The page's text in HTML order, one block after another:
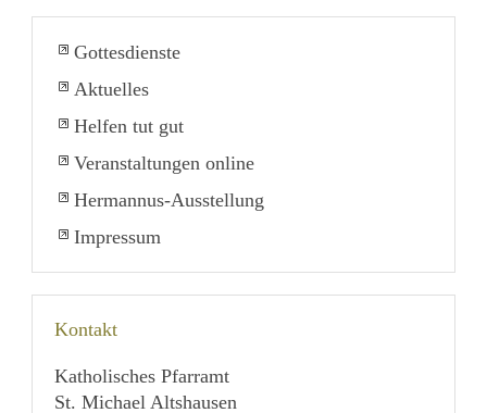
Gottesdienste
Aktuelles
Helfen tut gut
Veranstaltungen online
Hermannus-Ausstellung
Impressum
Kontakt
Katholisches Pfarramt
St. Michael Altshausen